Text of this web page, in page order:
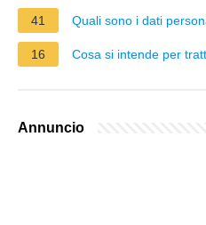
41 Quali sono i dati
16 Cosa si intende per
Annuncio